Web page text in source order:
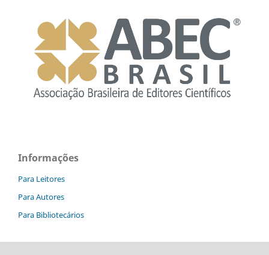
Informações
Para Leitores
Para Autores
Para Bibliotecários